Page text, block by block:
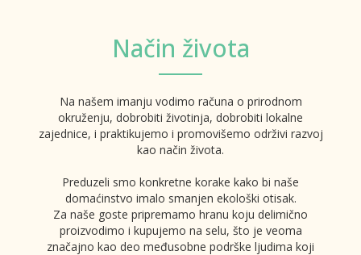
Način života
Na našem imanju vodimo računa o prirodnom
okruženju, dobrobiti životinja, dobrobiti lokalne
zajednice, i praktikujemo i promovišemo održivi razvoj
kao način života.
Preduzeli smo konkretne korake kako bi naše
domaćinstvo imalo smanjen ekološki otisak.
Za naše goste pripremamo hranu koju delimično
proizvodimo i kupujemo na selu, što je veoma
značajno kao deo međusobne podrške ljudima koji